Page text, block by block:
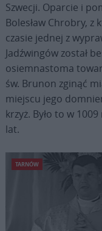
Szwecji. Oparcie i
Bolesław Chrobry, z
czasie jednej z
Jadźwingów został
osiemnastoma
św. Brunon zginąć
miejscu jego
krzyż. Było to w
lat.
TARNÓW